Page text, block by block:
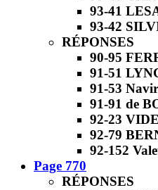
93-41
93-42
RÉPONSES
90-95
91-51
91-53
91-91 de
92-23
92-79
92-152
Page 770
RÉPONSES